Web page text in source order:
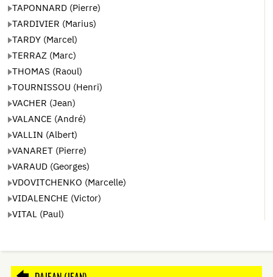
TAPONNARD (Pierre)
TARDIVIER (Marius)
TARDY (Marcel)
TERRAZ (Marc)
THOMAS (Raoul)
TOURNISSOU (Henri)
VACHER (Jean)
VALANCE (André)
VALLIN (Albert)
VANARET (Pierre)
VARAUD (Georges)
VDOVITCHENKO (Marcelle)
VIDALENCHE (Victor)
VITAL (Paul)